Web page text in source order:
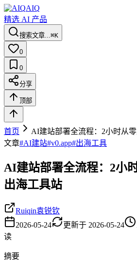
AIQ
精选 AI 产品
搜索文章...⌘K
0
0
分享
顶部
首页
AI建站部署全流程：2小时从
文章#AI建站#v0.app#出海工具
AI建站部署全流程：2小
出海工具站
Ruiqin袁锐钦
2026-05-24
更新于 2026-05-24
读
摘要